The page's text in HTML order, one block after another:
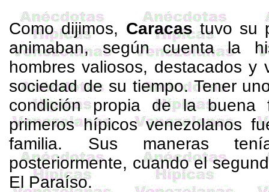
Como dijimos, Caracastuvo su
animaban, según cuenta la
hombres valiosos, destacados y
sociedad de su tiempo. Tener
condición propia de la buena
primeros hípicos venezolanos
familia. Sus maneras
posteriormente, cuando el
El Paraíso.